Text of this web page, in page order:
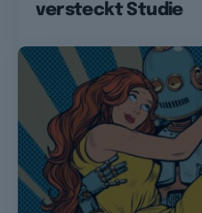
versteckt Studie